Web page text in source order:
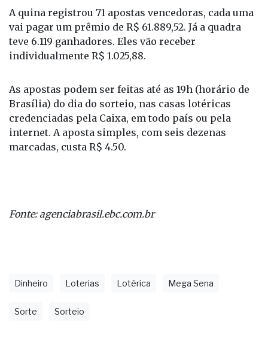
A quina registrou 71 apostas vencedoras, cada uma
vai pagar um prêmio de R$ 61.889,52. Já a quadra
teve 6.119 ganhadores. Eles vão receber
individualmente R$ 1.025,88.
As apostas podem ser feitas até as 19h (horário de
Brasília) do dia do sorteio, nas casas lotéricas
credenciadas pela Caixa, em todo país ou pela
internet. A aposta simples, com seis dezenas
marcadas, custa R$ 4.50.
Fonte: agenciabrasil.ebc.com.br
Dinheiro Loterias Lotérica Mega Sena
Sorte Sorteio